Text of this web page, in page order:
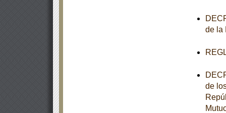
de la
de